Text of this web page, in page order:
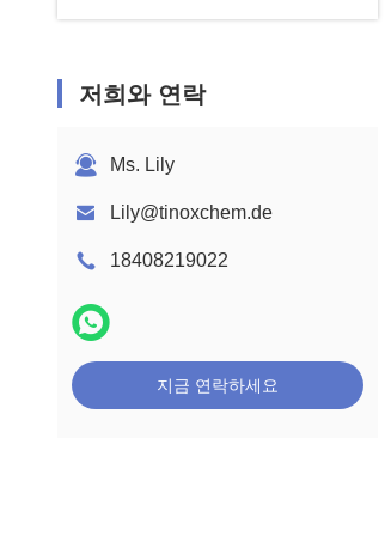
저희와 연락
Ms. Lily
Lily@tinoxchem.de
18408219022
지금 연락하세요